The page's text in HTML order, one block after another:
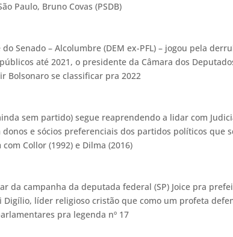
Paulo, Bruno Covas (PSDB)
Senado – Alcolumbre (DEM ex-PFL) – jogou pela
até 2021, o presidente da Câmara dos
Bolsonaro se classificar pra 2022
sem partido) segue reaprendendo a lidar com
donos e sócios preferenciais dos partidos políticos que
Collor (1992) e Dilma (2016)
da campanha da deputada federal (SP) Joice pra
Digílio, líder religioso cristão que como um profeta
pra legenda nº 17